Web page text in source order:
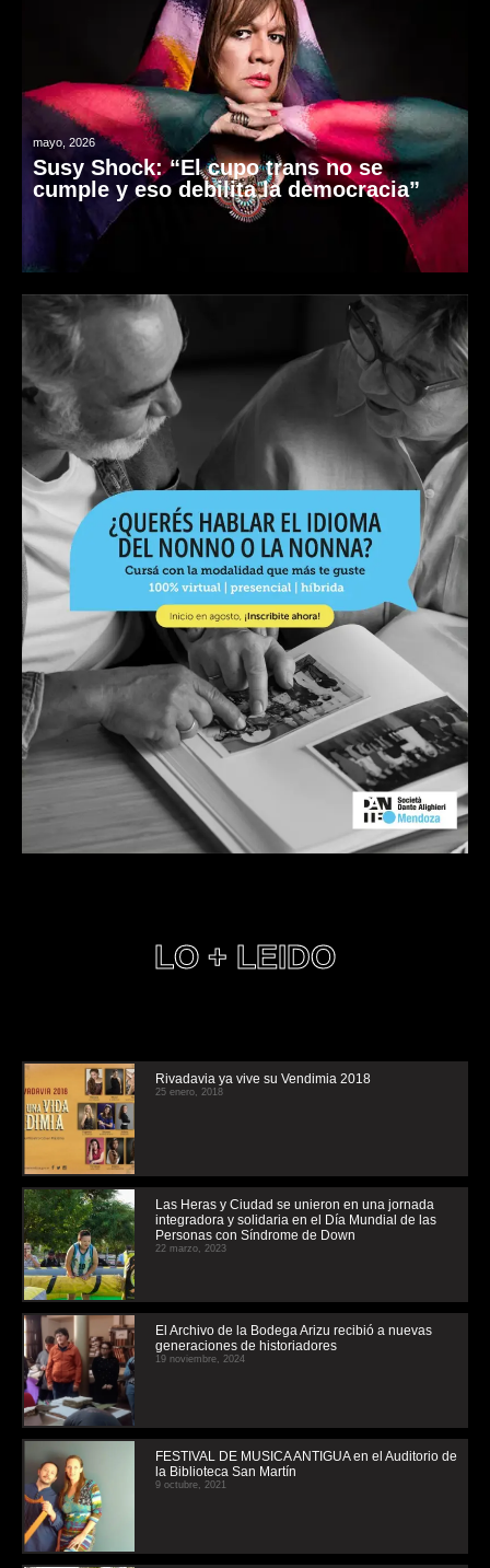
mayo, 2026
Susy Shock: “El cupo trans no se
cumple y eso debilita la democracia”
LO + LEIDO
Rivadavia ya vive su Vendimia 2018
25 enero, 2018
Las Heras y Ciudad se unieron en una jornada
integradora y solidaria en el Día Mundial de las
Personas con Síndrome de Down
22 marzo, 2023
El Archivo de la Bodega Arizu recibió a nuevas
generaciones de historiadores
19 noviembre, 2024
FESTIVAL DE MUSICA ANTIGUA en el Auditorio de
la Biblioteca San Martín
9 octubre, 2021